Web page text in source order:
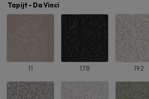
Tapijt - Da Vinci
11 178 192